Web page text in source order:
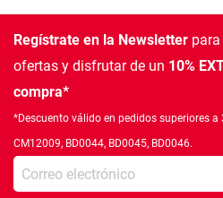
Regístrate en la Newsletter
ofertas y disfrutar de un 10%
compra*
*Descuento válido en pedidos superiores
CM12009, BD0044, BD0045, BD0046.
Introduce tu e-mail